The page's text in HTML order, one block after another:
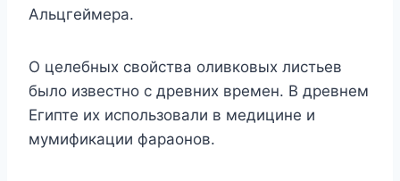
Альцгеймера.
О целебных свойства оливковых листьев
было известно с древних времен. В древнем
Египте их использовали в медицине и
мумификации фараонов.